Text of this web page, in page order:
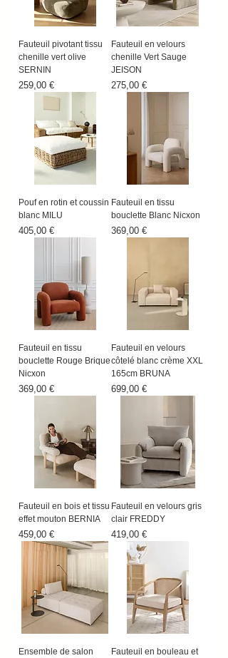
attentes.
Fauteuil pivotant tissu
chenille vert olive
SERNIN
Prix
259,00 €
Fauteuil en velours
chenille Vert Sauge
JEISON
Prix
275,00 €
Pouf en rotin et coussin
blanc MILU
Prix
405,00 €
Fauteuil en tissu
bouclette Blanc Nicxon
Prix
369,00 €
Fauteuil en tissu
bouclette Rouge Brique
Nicxon
Prix
369,00 €
Fauteuil en velours
côtelé blanc crème XXL
165cm BRUNA
Prix
699,00 €
Fauteuil en bois et tissu
effet mouton BERNIA
Prix
459,00 €
Fauteuil en velours gris
clair FREDDY
Prix
419,00 €
Ensemble de salon
Fauteuil en bouleau et